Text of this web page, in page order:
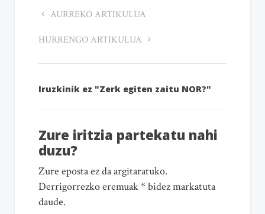
AURREKO ARTIKULUA
HURRENGO ARTIKULUA
Iruzkinik ez "Zerk egiten zaitu NOR?"
Zure iritzia partekatu nahi
duzu?
Zure eposta ez da argitaratuko.
Derrigorrezko eremuak * bidez markatuta
daude.